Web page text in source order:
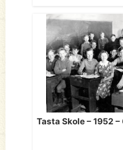
Tasta Skole – 1952